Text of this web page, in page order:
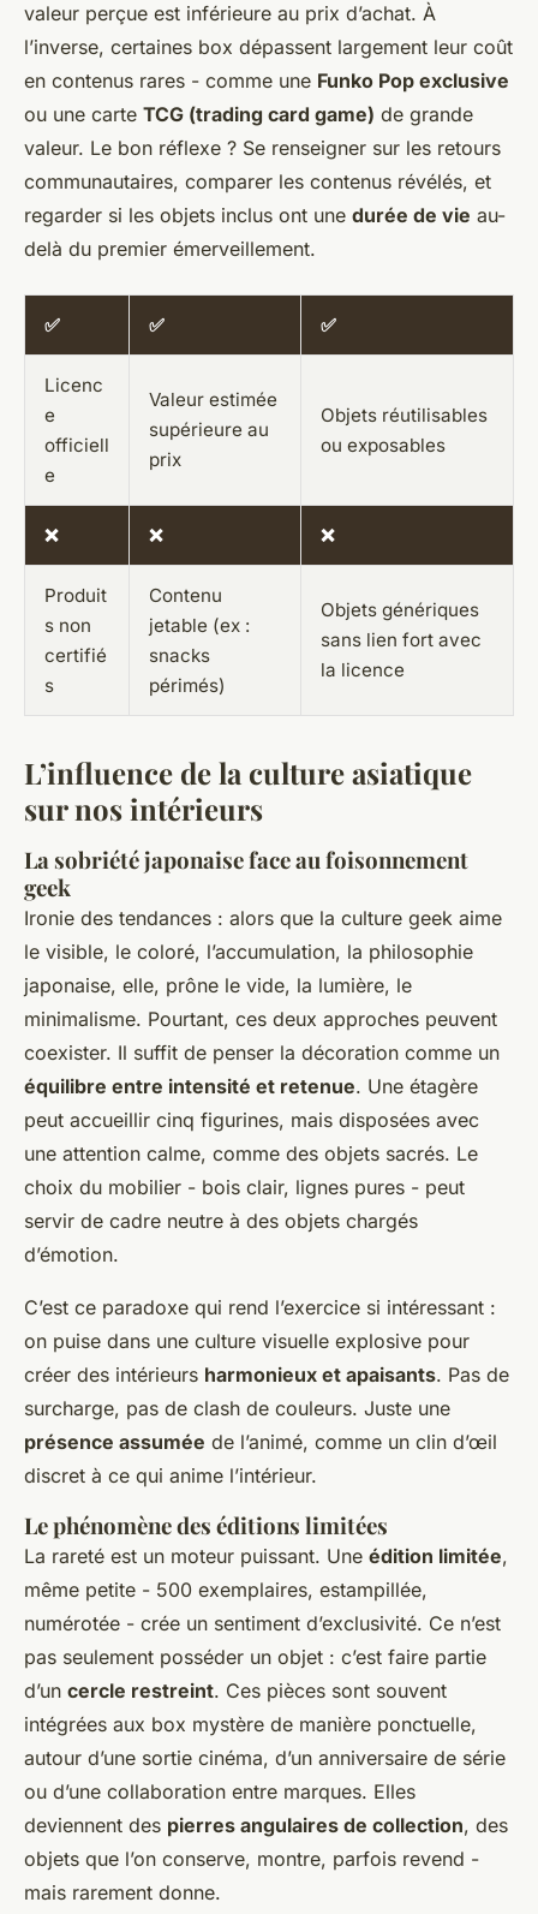
valeur perçue est inférieure au prix d’achat. À
l’inverse, certaines box dépassent largement leur coût
en contenus rares - comme une Funko Pop exclusive
ou une carte TCG (trading card game) de grande
valeur. Le bon réflexe ? Se renseigner sur les retours
communautaires, comparer les contenus révélés, et
regarder si les objets inclus ont une durée de vie au-
delà du premier émerveillement.
✅ ✅ ✅
Licenc
e
officiell
e
Valeur estimée
supérieure au
prix
Objets réutilisables
ou exposables
❌ ❌ ❌
Produit
s non
certifié
s
Contenu
jetable (ex :
snacks
périmés)
Objets génériques
sans lien fort avec
la licence
L’influence de la culture asiatique
sur nos intérieurs
La sobriété japonaise face au foisonnement
geek
Ironie des tendances : alors que la culture geek aime
le visible, le coloré, l’accumulation, la philosophie
japonaise, elle, prône le vide, la lumière, le
minimalisme. Pourtant, ces deux approches peuvent
coexister. Il suffit de penser la décoration comme un
équilibre entre intensité et retenue. Une étagère
peut accueillir cinq figurines, mais disposées avec
une attention calme, comme des objets sacrés. Le
choix du mobilier - bois clair, lignes pures - peut
servir de cadre neutre à des objets chargés
d’émotion.
C’est ce paradoxe qui rend l’exercice si intéressant :
on puise dans une culture visuelle explosive pour
créer des intérieurs harmonieux et apaisants. Pas de
surcharge, pas de clash de couleurs. Juste une
présence assumée de l’animé, comme un clin d’œil
discret à ce qui anime l’intérieur.
Le phénomène des éditions limitées
La rareté est un moteur puissant. Une édition limitée,
même petite - 500 exemplaires, estampillée,
numérotée - crée un sentiment d’exclusivité. Ce n’est
pas seulement posséder un objet : c’est faire partie
d’un cercle restreint. Ces pièces sont souvent
intégrées aux box mystère de manière ponctuelle,
autour d’une sortie cinéma, d’un anniversaire de série
ou d’une collaboration entre marques. Elles
deviennent des pierres angulaires de collection, des
objets que l’on conserve, montre, parfois revend -
mais rarement donne.